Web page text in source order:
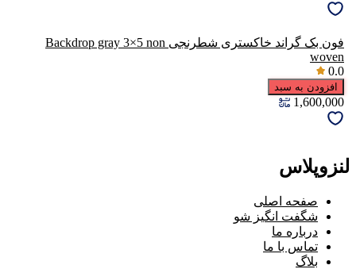
فون بک گراند خاکستری شطرنجی Backdrop gray 3×5 non
woven
0.0
افزودن به سبد
1,600,000
لنزوپلاس
صفحه اصلی
شگفت انگیز شو
درباره ما
تماس با ما
بلاگ